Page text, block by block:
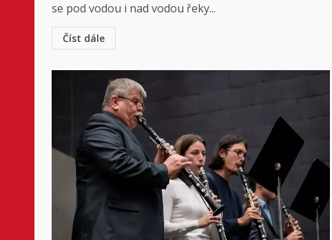
se pod vodou i nad vodou řeky...
Číst dále